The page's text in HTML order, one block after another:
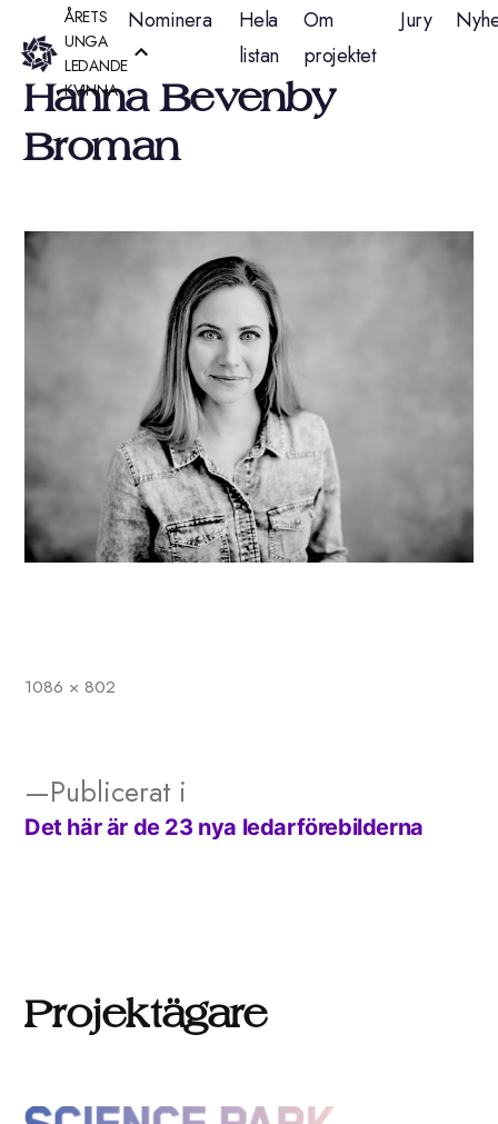
Hoppa
till
innehåll
ÅRETS
UNGA
LEDANDE
KVINNA
Nominera
Hela
listan
Om
projektet
Jury
Hanna Bevenby
Broman
Full
1086 × 802
Inläggsnavigering
Publicerat i
Det här är de 23 nya ledarförebilderna
Projektägare